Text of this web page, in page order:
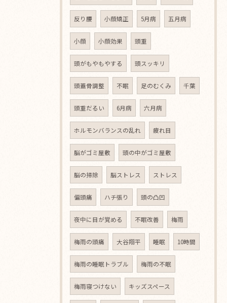
反り腰 小顔矯正 5月病 五月病
小顔 小顔効果 頭重
頭がもやもやする 頭スッキリ
頭蓋骨調整 不眠 足のむくみ 千葉
頭重だるい 6月病 六月病
ホルモンバランスの乱れ 疲れ目
脳がゴミ屋敷 頭の中がゴミ屋敷
脳の掃除 脳ストレス ストレス
偏頭痛 ハチ張り 頭の凸凹
夜中に目が覚める 不眠改善 梅雨
梅雨の頭痛 大谷翔平 睡眠 10時間
梅雨の睡眠トラブル 梅雨の不眠
梅雨寝つけない キッズスペース